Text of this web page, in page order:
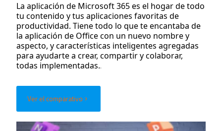
La aplicación de Microsoft 365 es el hogar de todo
tu contenido y tus aplicaciones favoritas de
productividad. Tiene todo lo que te encantaba de
la aplicación de Office con un nuevo nombre y
aspecto, y características inteligentes agregadas
para ayudarte a crear, compartir y colaborar,
todas implementadas..
Ver el comparativo